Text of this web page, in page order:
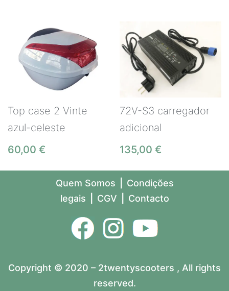
Top case 2 Vinte
azul-celeste
60,00 €
72V-S3 carregador
adicional
135,00 €
Quem Somos
Condições
legais
CGV Contacto
Copyright © 2020 – 2twentyscooters , All rights
reserved.